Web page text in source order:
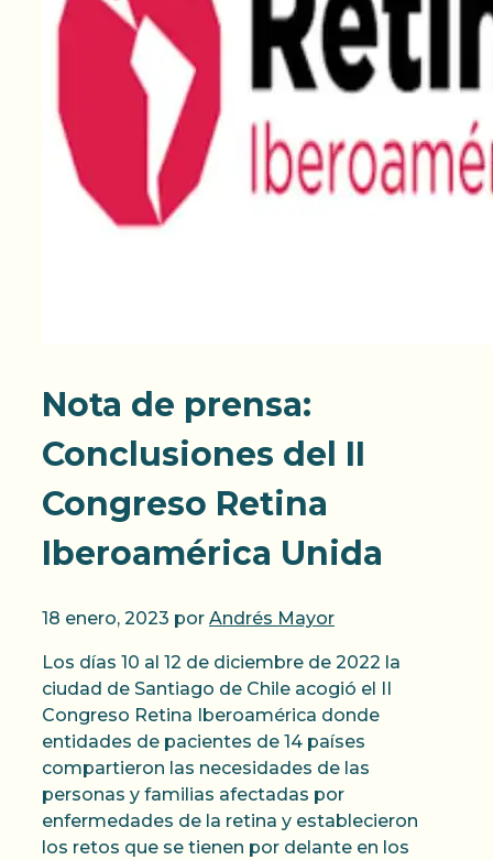
Nota de prensa:
Conclusiones del II
Congreso Retina
Iberoamérica Unida
18 enero, 2023 por Andrés Mayor
Los días 10 al 12 de diciembre de 2022 la
ciudad de Santiago de Chile acogió el II
Congreso Retina Iberoamérica donde
entidades de pacientes de 14 países
compartieron las necesidades de las
personas y familias afectadas por
enfermedades de la retina y establecieron
los retos que se tienen por delante en los